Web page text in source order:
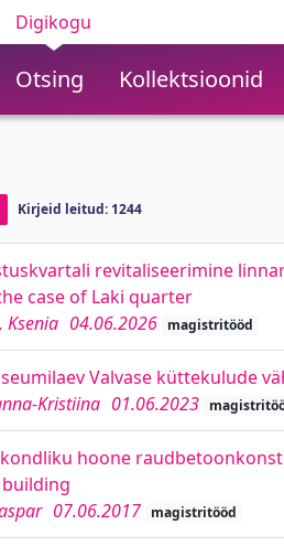
Digikogu
Otsing Kollektsioonid
Kirjeid leitud: 1244
revitaliseerimine
case of Laki quarter
Ksenia 04.06.2026 magistritööd
Valvase küttekulude
Kristiina 01.06.2023
hoone
07.06.2017 magistritööd